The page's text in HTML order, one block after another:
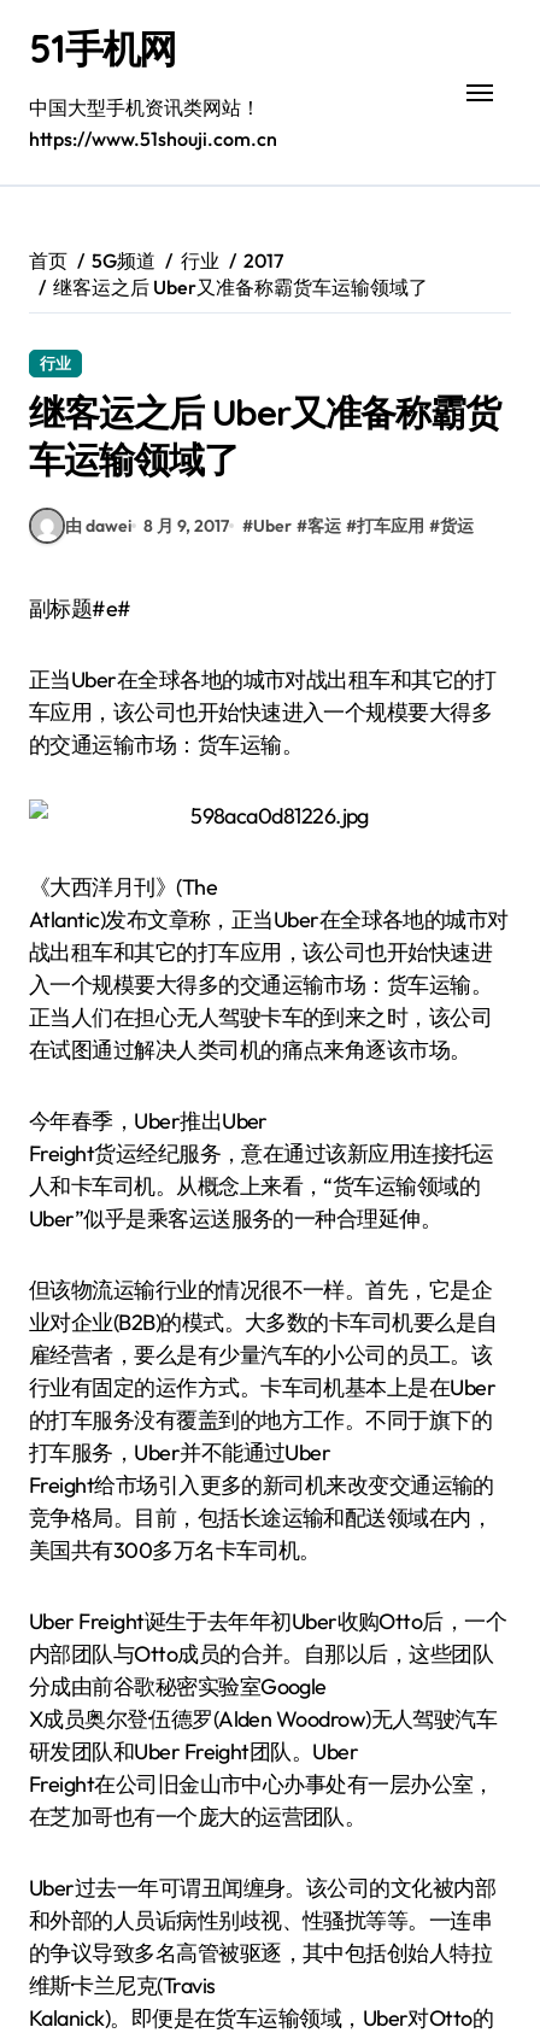
51手机网
中国大型手机资讯类网站！
https://www.51shouji.com.cn
首页 5G频道 行业
2017
继客运之后 Uber又准备称霸货车运输领域了
行业
继客运之后 Uber又准备称霸货
车运输领域了
由 dawei 8 月 9, 2017 #Uber #客运 #打车应用 #货运
副标题#e#
正当Uber在全球各地的城市对战出租车和其它的打
车应用，该公司也开始快速进入一个规模要大得多
的交通运输市场：货车运输。
《大西洋月刊》(The
Atlantic)发布文章称，正当Uber在全球各地的城市对
战出租车和其它的打车应用，该公司也开始快速进
入一个规模要大得多的交通运输市场：货车运输。
正当人们在担心无人驾驶卡车的到来之时，该公司
在试图通过解决人类司机的痛点来角逐该市场。
今年春季，Uber推出Uber
Freight货运经纪服务，意在通过该新应用连接托运
人和卡车司机。从概念上来看，“货车运输领域的
Uber”似乎是乘客运送服务的一种合理延伸。
但该物流运输行业的情况很不一样。首先，它是企
业对企业(B2B)的模式。大多数的卡车司机要么是自
雇经营者，要么是有少量汽车的小公司的员工。该
行业有固定的运作方式。卡车司机基本上是在Uber
的打车服务没有覆盖到的地方工作。不同于旗下的
打车服务，Uber并不能通过Uber
Freight给市场引入更多的新司机来改变交通运输的
竞争格局。目前，包括长途运输和配送领域在内，
美国共有300多万名卡车司机。
Uber Freight诞生于去年年初Uber收购Otto后，一个
内部团队与Otto成员的合并。自那以后，这些团队
分成由前谷歌秘密实验室Google
X成员奥尔登·伍德罗(Alden Woodrow)无人驾驶汽车
研发团队和Uber Freight团队。Uber
Freight在公司旧金山市中心办事处有一层办公室，
在芝加哥也有一个庞大的运营团队。
Uber过去一年可谓丑闻缠身。该公司的文化被内部
和外部的人员诟病性别歧视、性骚扰等等。一连串
的争议导致多名高管被驱逐，其中包括创始人特拉
维斯·卡兰尼克(Travis
Kalanick)。即便是在货车运输领域，Uber对Otto的